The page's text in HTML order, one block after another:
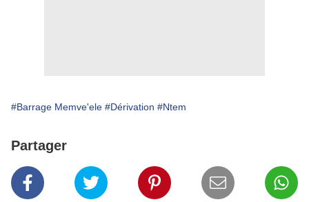
#Barrage Memve'ele #Dérivation #Ntem
Partager